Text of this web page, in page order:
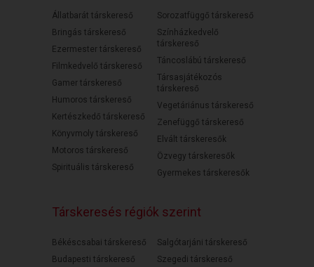
Állatbarát társkereső
Bringás társkereső
Ezermester társkereső
Filmkedvelő társkereső
Gamer társkereső
Humoros társkereső
Kertészkedő társkereső
Könyvmoly társkereső
Motoros társkereső
Spirituális társkereső
Sorozatfüggő társkereső
Színházkedvelő
társkereső
Táncoslábú társkereső
Társasjátékozós
társkereső
Vegetáriánus társkereső
Zenefüggő társkereső
Elvált társkeresők
Özvegy társkeresők
Gyermekes társkeresők
Társkeresés régiók szerint
Békéscsabai társkereső
Budapesti társkereső
Salgótarjáni társkereső
Szegedi társkereső